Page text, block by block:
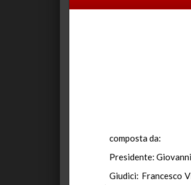
composta da:
Presidente:
Giudici: Francesco